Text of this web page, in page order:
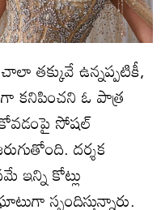
తక్కువే ఉన్నప్పటికీ,
కనిపించని ఓ పాత్ర
సోషల్
దర్శక
ఇన్ని కోట్లు
స్పందిస్తున్నారు.